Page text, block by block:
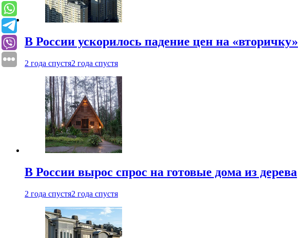
В России ускорилось падение цен на «вторичку»
2 года спустя2 года спустя
В России вырос спрос на готовые дома из дерева
2 года спустя2 года спустя